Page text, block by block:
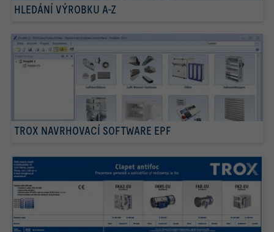
HLEDÁNÍ VÝROBKU A-Z
TROX NAVRHOVACÍ SOFTWARE EPF